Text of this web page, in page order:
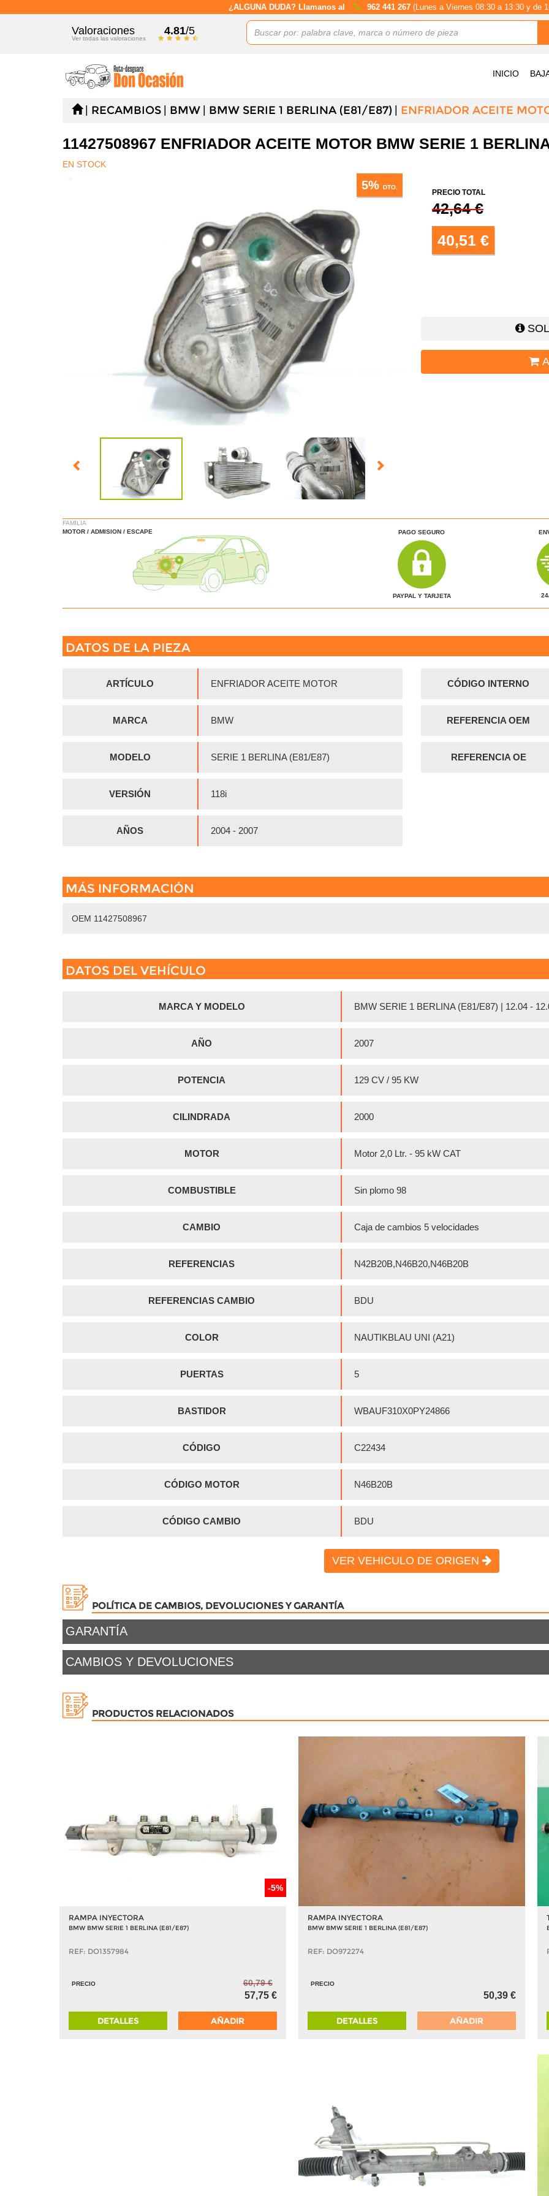
¿ALGUNA DUDA? Llamanos al 962 441 267 (Lunes a Viernes 08:30 a 13:30 y de
Valoraciones
Ver todas las valoraciones
4.81/5
INICIO
RECAMBIOS BMW BMW SERIE 1 BERLINA (E81/E87) ENFRIADOR ACEITE
11427508967 ENFRIADOR ACEITE MOTOR BMW SERIE 1
EN STOCK
5% DTO.
PRECIO TOTAL
42,64 €
40,51 €
FAMILIA
MOTOR / ADMISION / ESCAPE
PAGO SEGURO
PAYPAL Y TARJETA
DATOS DE LA PIEZA
ARTÍCULO ENFRIADOR ACEITE MOTOR
MARCA BMW
MODELO SERIE 1 BERLINA (E81/E87)
VERSIÓN 118i
AÑOS 2004 - 2007
CÓDIGO INTERNO
REFERENCIA OEM
REFERENCIA OE
MÁS INFORMACIÓN
OEM 11427508967
DATOS DEL VEHÍCULO
MARCA Y MODELO BMW SERIE 1 BERLINA (E81/E87) | 12.04 -
AÑO 2007
POTENCIA 129 CV / 95 KW
CILINDRADA 2000
MOTOR Motor 2,0 Ltr. - 95 kW CAT
COMBUSTIBLE Sin plomo 98
CAMBIO Caja de cambios 5 velocidades
REFERENCIAS N42B20B,N46B20,N46B20B
REFERENCIAS CAMBIO BDU
COLOR NAUTIKBLAU UNI (A21)
PUERTAS 5
BASTIDOR WBAUF310X0PY24866
CÓDIGO C22434
CÓDIGO MOTOR N46B20B
CÓDIGO CAMBIO BDU
VER VEHICULO DE ORIGEN
POLÍTICA DE CAMBIOS, DEVOLUCIONES Y GARANTÍA
GARANTÍA
CAMBIOS Y DEVOLUCIONES
PRODUCTOS RELACIONADOS
-5%
RAMPA INYECTORA
BMW BMW SERIE 1 BERLINA (E81/E87)
REF: DO1357984
PRECIO 60,79 €
57,75 €
DETALLES AÑADIR
RAMPA INYECTORA
BMW BMW SERIE 1 BERLINA (E81/E87)
REF: DO972274
PRECIO
50,39 €
DETALLES AÑADIR